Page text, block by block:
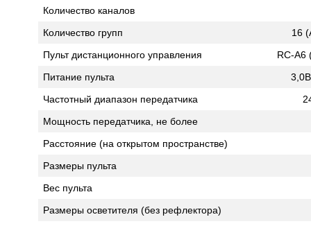
Количество каналов
Количество групп
16
Пульт дистанционного управления
RC-A6
Питание пульта
Частотный диапазон передатчика
Мощность передатчика, не более
Расстояние (на открытом пространстве)
Размеры пульта
Вес пульта
Размеры осветителя (без рефлектора)